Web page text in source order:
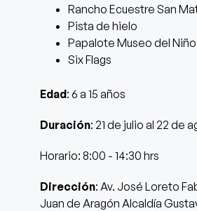
Rancho Ecuestre San
Pista de hielo
Papalote Museo del Niño
Six Flags
Edad: 6 a 15 años
Duración: 21 de julio al 22 de
Horario: 8:00 - 14:30 hrs
Dirección: Av. José Loreto
Juan de Aragón Alcaldía